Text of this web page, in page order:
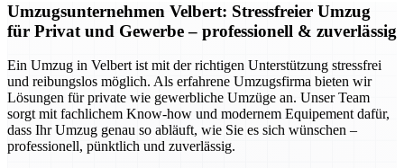
Umzugsunternehmen Velbert: Stressfreier Umzug
für Privat und Gewerbe – professionell & zuverlässig
Ein Umzug in Velbert ist mit der richtigen Unterstützung stressfrei
und reibungslos möglich. Als erfahrene Umzugsfirma bieten wir
Lösungen für private wie gewerbliche Umzüge an. Unser Team
sorgt mit fachlichem Know-how und modernem Equipement dafür,
dass Ihr Umzug genau so abläuft, wie Sie es sich wünschen –
professionell, pünktlich und zuverlässig.